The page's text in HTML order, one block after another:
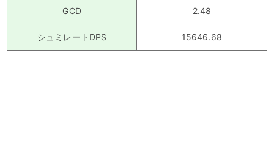
GCD 2.48
シュミレートDPS 15646.68